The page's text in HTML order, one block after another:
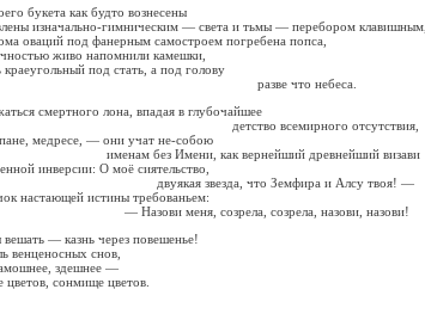
букета как будто вознесены
гимническим — света и тьмы — перебором клавишным,
оваций под фанерным самостроем погребена попса,
живо напомнили камешки,
под стать, а под голову
что небеса.
смертного лона, впадая в глубочайшее
всемирного отсутствия,
медресе, — они учат не-собою
как вернейший древнейший визави
инверсии: О моё сиятельство,
что Земфира и Алсу твоя! —
настающей истины требованьем:
созрела, созрела, назови, назови!
— казнь через повешенье!
венценосных снов,
здешнее —
сонмище цветов.